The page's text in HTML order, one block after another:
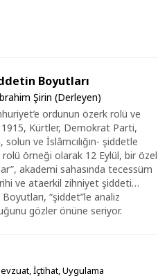
Boyutları
Şirin (Derleyen)
ordunun özerk rolü ve
Kürtler, Demokrat Parti,
ve İslâmcılığın- şiddetle
örneği olarak 12 Eylül, bir özel
akademi sahasında tecessüm
ve ataerkil zihniyet şiddeti…
“şiddet”le analiz
gözler önüne seriyor.
İçtihat, Uygulama